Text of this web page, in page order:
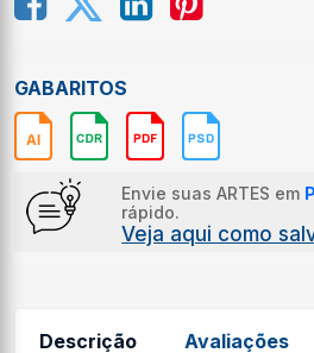
GABARITOS
Envie suas ARTES em
rápido.
Veja aqui como
Descrição Avaliações